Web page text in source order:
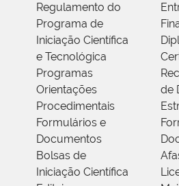
Regulamento do
Programa de
Iniciação Científica
e Tecnológica
Programas
Orientações
Procedimentais
Formulários e
Documentos
Bolsas de
Iniciação Científica
de